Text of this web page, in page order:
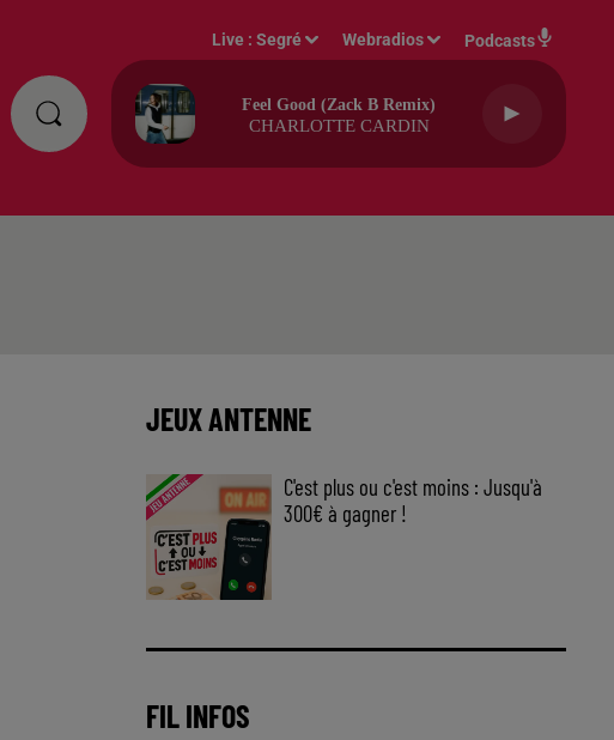
Live :Segré Webradios Podcasts
Feel Good (zack B Remix)
CHARLOTTE CARDIN
JEUX ANTENNE
C'est plus ou c'est moins : Jusqu'à
300€ à gagner !
FIL INFOS